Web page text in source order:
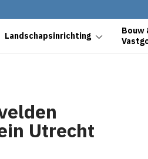
Landschapsinrichting
Bouw
Utrecht